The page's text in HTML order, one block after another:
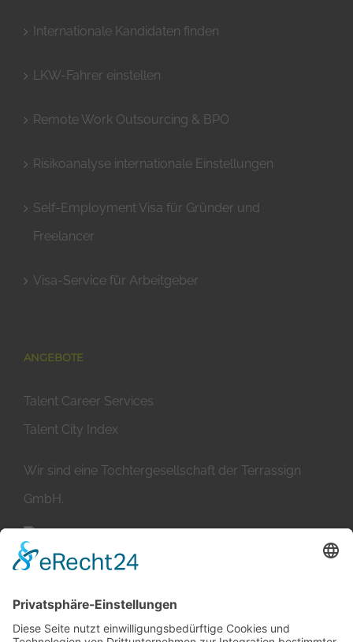
Internationale Kandidaten finden
LKW-Fahrer einstellen
Remote Work Outsourcing & BPO
Risikoanalyse internationale Einstellungen
Self-Employment Visa für Gründer und
Freelancer
Visa-Service für Arbeitgeber
ANGEBOTE
Talent Career Services
Talent City Index
Wir sind eine Tochtergesellschaft der Terrassign
GmbH.
ÜBER TERRATALENT